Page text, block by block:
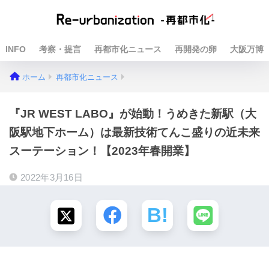
INFO 考察・提言 再都市化ニュース 再開発の卵 大阪万博
ホーム 再都市化ニュース
『JR WEST LABO』が始動！うめきた新駅（大
阪駅地下ホーム）は最新技術てんこ盛りの近未来
スーテーション！【2023年春開業】
2022年3月16日